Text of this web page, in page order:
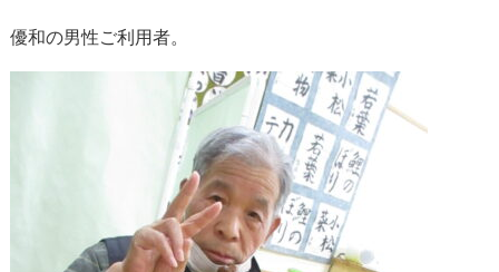
優和の男性ご利用者。